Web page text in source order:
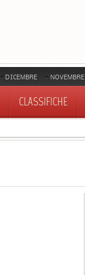
DICEMBRE NOVEMBRE
CLASSIFICHE